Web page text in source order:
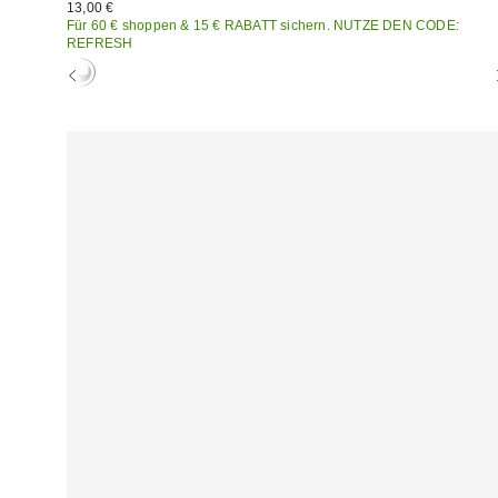
13,00 €
Für 60 € shoppen & 15 € RABATT sichern. NUTZE DEN CODE:
REFRESH